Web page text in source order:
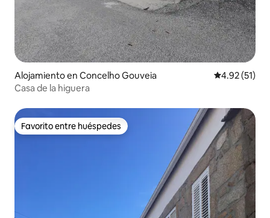
Alojamiento en Concelho Gouveia Calificación
4.92 (51)
Casa de la higuera
Favorito entre huéspedes
Favorito entre huéspedes